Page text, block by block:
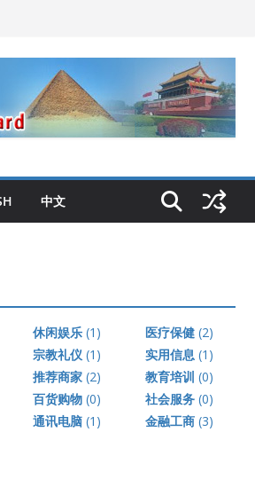
中文
休闲娱乐 (1) 医疗保健 (2)
宗教礼仪 (1) 实用信息 (1)
推荐商家 (2) 教育培训 (0)
百货购物 (0) 社会服务 (0)
通讯电脑 (1) 金融工商 (3)